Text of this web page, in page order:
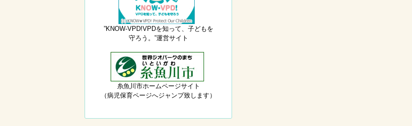
”KNOW-VPD!VPDを知って、子どもを
守ろう。”運営サイト
糸魚川市ホームページサイト
（病児保育ページへジャンプ致します）